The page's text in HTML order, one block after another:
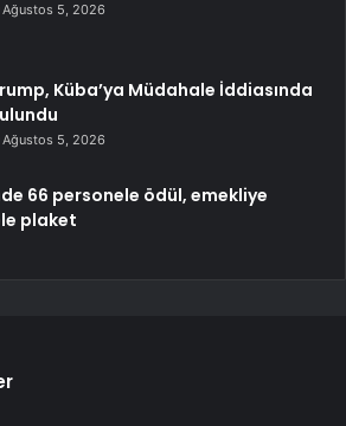
Ağustos 5, 2026
Küba’ya Müdahale İddiasında
Ağustos 5, 2026
66 personele ödül, emekliye
plaket